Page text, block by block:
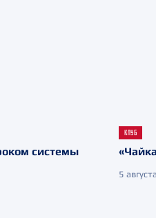
системы
КЛУБ
5